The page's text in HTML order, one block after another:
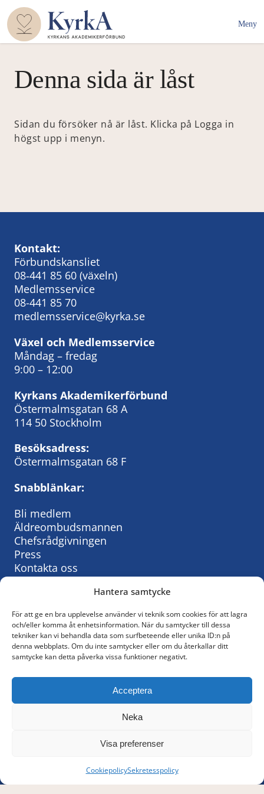
Hantera samtycke
För att ge en bra upplevelse använder vi teknik som cookies för att lagra
och/eller komma åt enhetsinformation. När du samtycker till dessa
tekniker kan vi behandla data som surfbeteende eller unika ID:n på
denna webbplats. Om du inte samtycker eller om du återkallar ditt
samtycke kan detta påverka vissa funktioner negativt.
Acceptera
Neka
Visa preferenser
CookiepolicySekretesspolicy
Meny
Denna sida är låst
Sidan du försöker nå är låst. Klicka på Logga in
högst upp i menyn.
Kontakt:
Förbundskansliet
08‑441 85 60 (växeln)
Medlemsservice
08-441 85 70
medlemsservice@kyrka.se
Växel och Medlemsservice
Måndag – fredag
9:00 – 12:00
Kyrkans Akademikerförbund
Östermalmsgatan 68 A
114 50 Stockholm
Besöksadress:
Östermalmsgatan 68 F
Snabblänkar:
Bli medlem
Äldreombudsmannen
Chefsrådgivningen
Press
Kontakta oss
Så behandlar vi personuppgifter:
KyrkAs personuppgiftspolicy
Följ oss på Facebook
Policy för sociala medier